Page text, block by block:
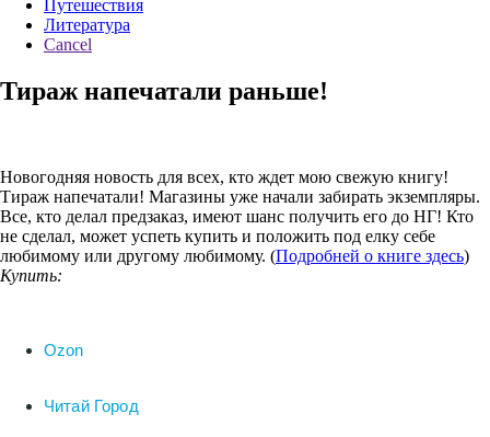
Путешествия
Литература
Cancel
Тираж напечатали раньше!
Новогодняя новость для всех, кто ждет мою свежую книгу!
Тираж напечатали! Магазины уже начали забирать экземпляры.
Все, кто делал предзаказ, имеют шанс получить его до НГ! Кто
не сделал, может успеть купить и положить под елку себе
любимому или другому любимому. (Подробней о книге здесь)
Купить:
Ozon
Читай Город